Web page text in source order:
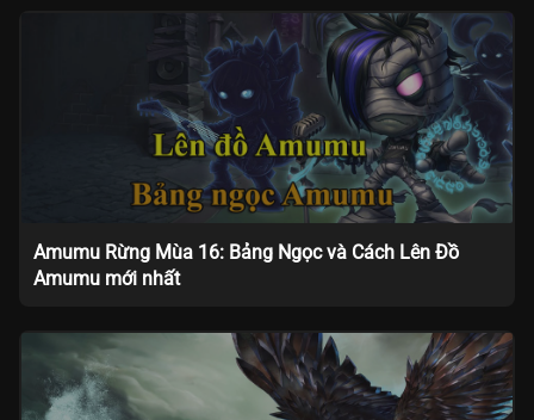
Amumu Rừng Mùa 16: Bảng Ngọc và Cách Lên Đồ
Amumu mới nhất